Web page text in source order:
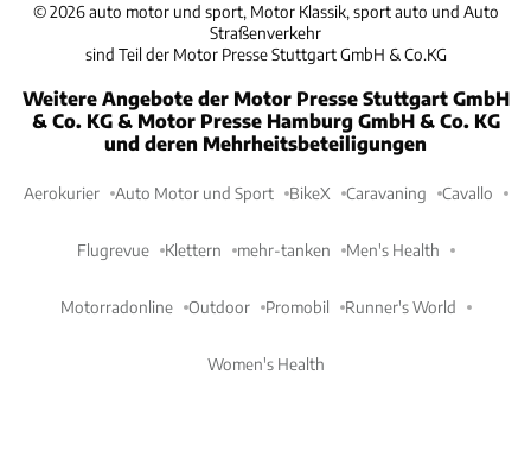
©2026 auto motor und sport, Motor Klassik, sport auto und Auto
Straßenverkehr
sind Teil der Motor Presse Stuttgart GmbH & Co.KG
Weitere Angebote der Motor Presse Stuttgart GmbH
& Co. KG & Motor Presse Hamburg GmbH & Co. KG
und deren Mehrheitsbeteiligungen
Aerokurier Auto Motor und Sport BikeX Caravaning Cavallo
Flugrevue Klettern mehr-tanken Men's Health
Motorradonline Outdoor Promobil Runner's World
Women's Health